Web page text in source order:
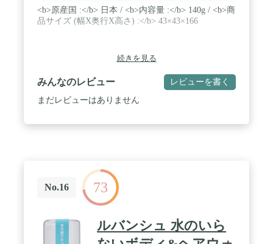
<b>原産国 :</b> 日本 / <b>内容量 :</b> 140g / <b>商
品サイズ (幅X奥行X高さ) :</b> 43×43×166
続きを見る
みんなのレビュー レビューを書く
まだレビューはありません
No.16 73
ルバンシュ 水のいら